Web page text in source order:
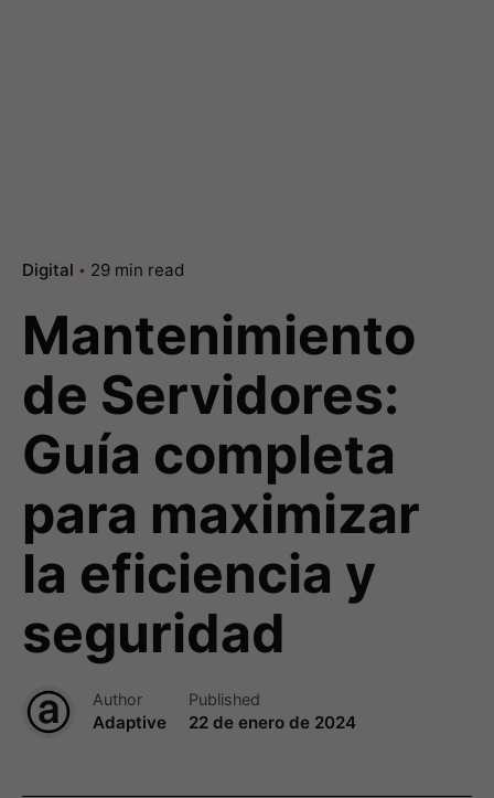
Digital 29 min read
Mantenimiento
de Servidores:
Guía completa
para maximizar
la eficiencia y
seguridad
Author
Adaptive
Published
22 de enero de 2024